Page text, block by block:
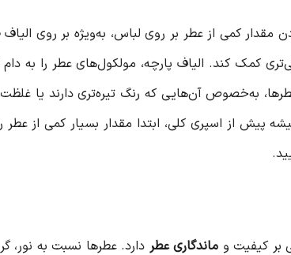
کمی از عطر بر روی لباس، به‌ویژه بر روی
کمک کند. الیاف پارچه، مولکول‌های عطر را به دام
به‌خصوص آن‌هایی که رنگ تیره‌تری دارند یا
پیش از اسپری کلی، ابتدا مقدار بسیار کمی از عطر
بر کیفیت و ماندگاری عطر دارد. عطرها نسبت به نور،